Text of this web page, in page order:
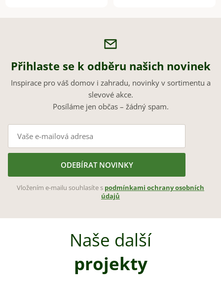
Přihlaste se k odběru našich novinek
Inspirace pro váš domov i zahradu, novinky v sortimentu a
slevové akce.
Posíláme jen občas – žádný spam.
ODEBÍRAT NOVINKY
Vložením e-mailu souhlasíte s podmínkami ochrany osobních
údajů
Naše další
projekty